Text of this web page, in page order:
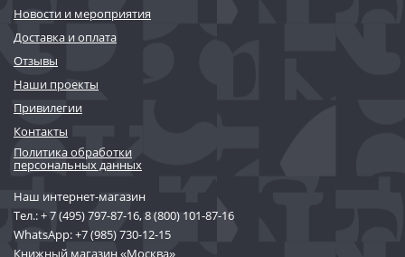
Новости и мероприятия
Доставка и оплата
Отзывы
Наши проекты
Привилегии
Контакты
Политика обработки
персональных данных
Наш интернет-магазин
Тел.:+ 7 (495) 797-87-16,8 (800) 101-87-16
WhatsApp:+7 (985) 730-12-15
Книжный магазин «Москва»